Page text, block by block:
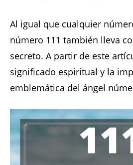
Al igual que cualquier
número 111 también lleva
secreto. A partir de este
significado espiritual y la
emblemática del ángel